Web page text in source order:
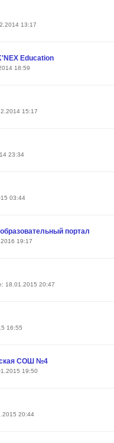
13:17
Education
18:59
15:17
23:34
03:44
портал
19:17
18.01.2015 20:47
16:55
СОШ №4
19:50
20:44